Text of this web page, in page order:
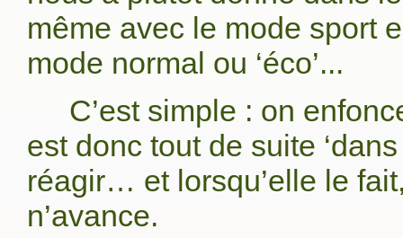
même avec le mode sport
mode normal ou ‘éco’...
C’est simple : on
est donc tout de suite
réagir… et lorsqu’elle le
n’avance.